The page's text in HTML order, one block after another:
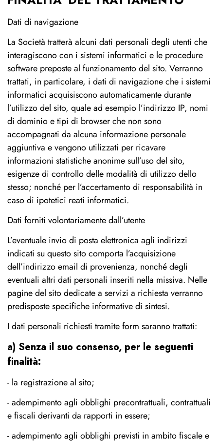
Dati di navigazione
La Società tratterà alcuni dati personali degli utenti che
interagiscono con i sistemi informatici e le procedure
software preposte al funzionamento del sito. Verranno
trattati, in particolare, i dati di navigazione che i sistemi
informatici acquisiscono automaticamente durante
l’utilizzo del sito, quale ad esempio l’indirizzo IP, nomi
di dominio e tipi di browser che non sono
accompagnati da alcuna informazione personale
aggiuntiva e vengono utilizzati per ricavare
informazioni statistiche anonime sull’uso del sito,
esigenze di controllo delle modalità di utilizzo dello
stesso; nonché per l’accertamento di responsabilità in
caso di ipotetici reati informatici.
Dati forniti volontariamente dall’utente
L’eventuale invio di posta elettronica agli indirizzi
indicati su questo sito comporta l’acquisizione
dell’indirizzo email di provenienza, nonché degli
eventuali altri dati personali inseriti nella missiva. Nelle
pagine del sito dedicate a servizi a richiesta verranno
predisposte specifiche informative di sintesi.
I dati personali richiesti tramite form saranno trattati:
a) Senza il suo consenso, per le seguenti
finalità:
- la registrazione al sito;
- adempimento agli obblighi precontrattuali, contrattuali
e fiscali derivanti da rapporti in essere;
- adempimento agli obblighi previsti in ambito fiscale e